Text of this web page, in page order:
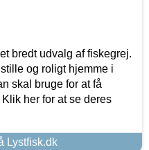
bredt udvalg af fiskegrej.
og roligt hjemme i
skal bruge for at få
her for at se deres
Lystfisk.dk